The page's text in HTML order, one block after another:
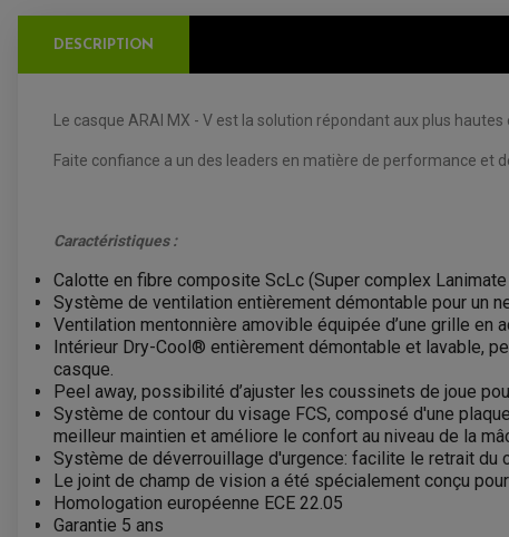
DESCRIPTION
Le casque ARAI MX - V est la solution répondant aux plus
Faite confiance a un des leaders en matière de performance et
Caractéristiques :
Calotte en fibre composite ScLc (Super complex
Système de ventilation entièrement démontable pour un
Ventilation mentonnière amovible équipée d’une grille en
Intérieur Dry-Cool® entièrement démontable et lavable,
casque.
Peel away, possibilité d’ajuster les coussinets de joue
Système de contour du visage FCS, composé d'une
meilleur maintien et améliore le confort au niveau de la
Système de déverrouillage d'urgence: facilite le retrait du
Le joint de champ de vision a été spécialement conçu
Homologation européenne ECE 22.05
Garantie 5 ans